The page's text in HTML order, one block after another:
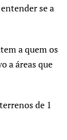
se a
a quem os
a áreas que
de 1